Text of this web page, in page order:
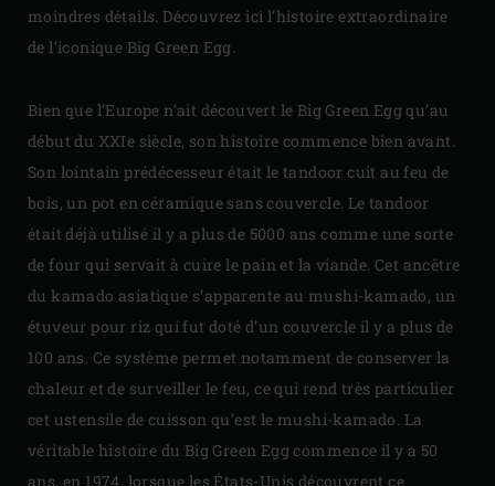
moindres détails. Découvrez ici l’histoire extraordinaire
de l’iconique Big Green Egg.
Bien que l’Europe n’ait découvert le Big Green Egg qu’au
début du XXIe siècle, son histoire commence bien avant.
Son lointain prédécesseur était le tandoor cuit au feu de
bois, un pot en céramique sans couvercle. Le tandoor
était déjà utilisé il y a plus de 5000 ans comme une sorte
de four qui servait à cuire le pain et la viande. Cet ancêtre
du kamado asiatique s’apparente au mushi-kamado, un
étuveur pour riz qui fut doté d’un couvercle il y a plus de
100 ans. Ce système permet notamment de conserver la
chaleur et de surveiller le feu, ce qui rend très particulier
cet ustensile de cuisson qu’est le mushi-kamado. La
véritable histoire du Big Green Egg commence il y a 50
ans, en 1974, lorsque les États-Unis découvrent ce